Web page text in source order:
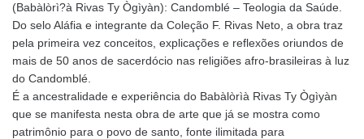
(Babàlòrì?à Rivas Ty Ògìyàn): Candomblé – Teologia da Saúde.
Do selo Aláfia e integrante da Coleção F. Rivas Neto, a obra traz
pela primeira vez conceitos, explicações e reflexões oriundos de
mais de 50 anos de sacerdócio nas religiões afro-brasileiras à luz
do Candomblé.
É a ancestralidade e experiência do Babàlòrìà Rivas Ty Ògìyàn
que se manifesta nesta obra de arte que já se mostra como
patrimônio para o povo de santo, fonte ilimitada para